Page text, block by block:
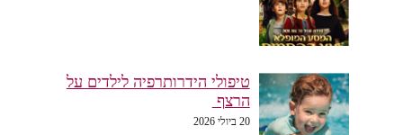
טיפולי הידרותרפיה לילדים על
הרצף
20 ביולי 2026